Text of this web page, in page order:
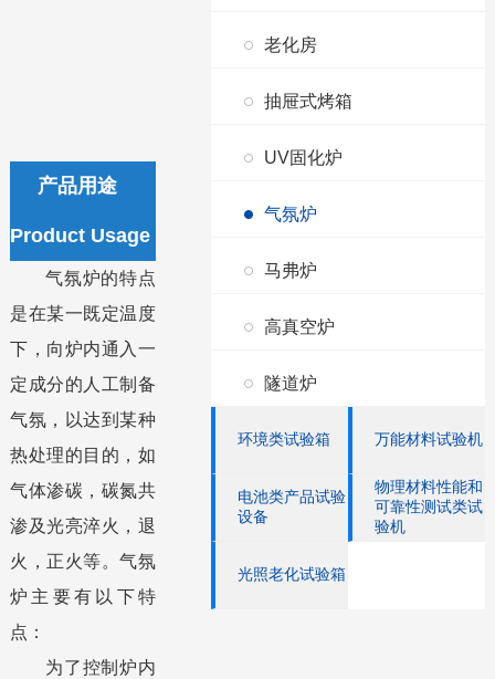
老化房
抽屉式烤箱
UV固化炉
气氛炉
马弗炉
高真空炉
隧道炉
环境类试验箱 万能材料试验机
电池类产品试验
设备
物理材料性能和
可靠性测试类试
验机
光照老化试验箱
产品用途
Product Usage
气氛炉的特点
是在某一既定温度
下，向炉内通入一
定成分的人工制备
气氛，以达到某种
热处理的目的，如
气体渗碳，碳氮共
渗及光亮淬火，退
火，正火等。气氛
炉主要有以下特
点：
为了控制炉内